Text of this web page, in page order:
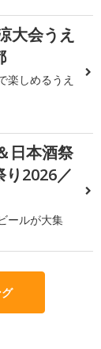
大会うえ
楽しめるうえ
日本酒祭
り2026／
ールが大集